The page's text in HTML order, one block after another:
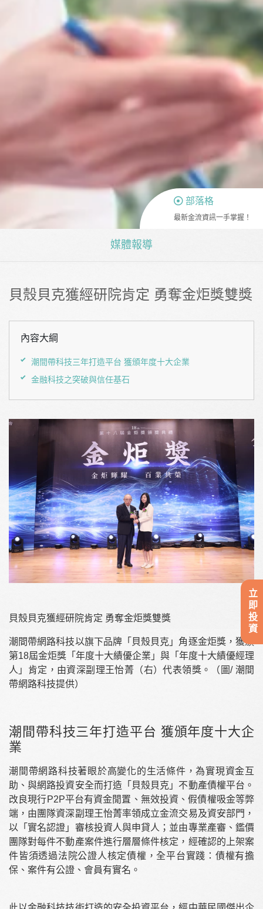
部落格
最新金流資訊一手掌握！
媒體報導
貝殼貝克獲經研院肯定 勇奪金炬獎雙獎
內容大綱
潮間帶科技三年打造平台 獲頒年度十大企業
金融科技之突破與信任基石
貝殼貝克獲經研院肯定 勇奪金炬獎雙獎
潮間帶網路科技以旗下品牌「貝殼貝克」角逐金炬獎，獲頒
第18屆金炬獎「年度十大績優企業」與「年度十大績優經理
人」肯定，由資深副理王怡菁（右）代表領獎。（圖/ 潮間
帶網路科技提供）
潮間帶科技三年打造平台 獲頒年度十大企
業
潮間帶網路科技著眼於高變化的生活條件，為實現資金互
助、與網路投資安全而打造「貝殼貝克」不動產債權平台。
改良現行P2P平台有資金閒置、無效投資、假債權吸金等弊
端，由團隊資深副理王怡菁率領成立金流交易及資安部門，
以「實名認證」審核投資人與申貸人；並由專業產審、鑑價
團隊對每件不動產案件進行層層條件核定，經確認的上架案
件皆須透過法院公證人核定債權，全平台實踐：債權有擔
保、案件有公證、會員有實名。
立即投資